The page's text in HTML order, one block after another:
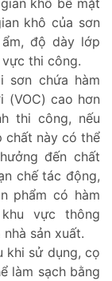
khô của sơn
độ dày lớp
thi công.
sơn chứa hàm
(VOC) cao hơn
thi công, nếu
chất này có thể
đến chất
chế tác động,
phẩm có hàm
vực thông
sản xuất.
khi sử dụng, cọ
làm sạch bằng